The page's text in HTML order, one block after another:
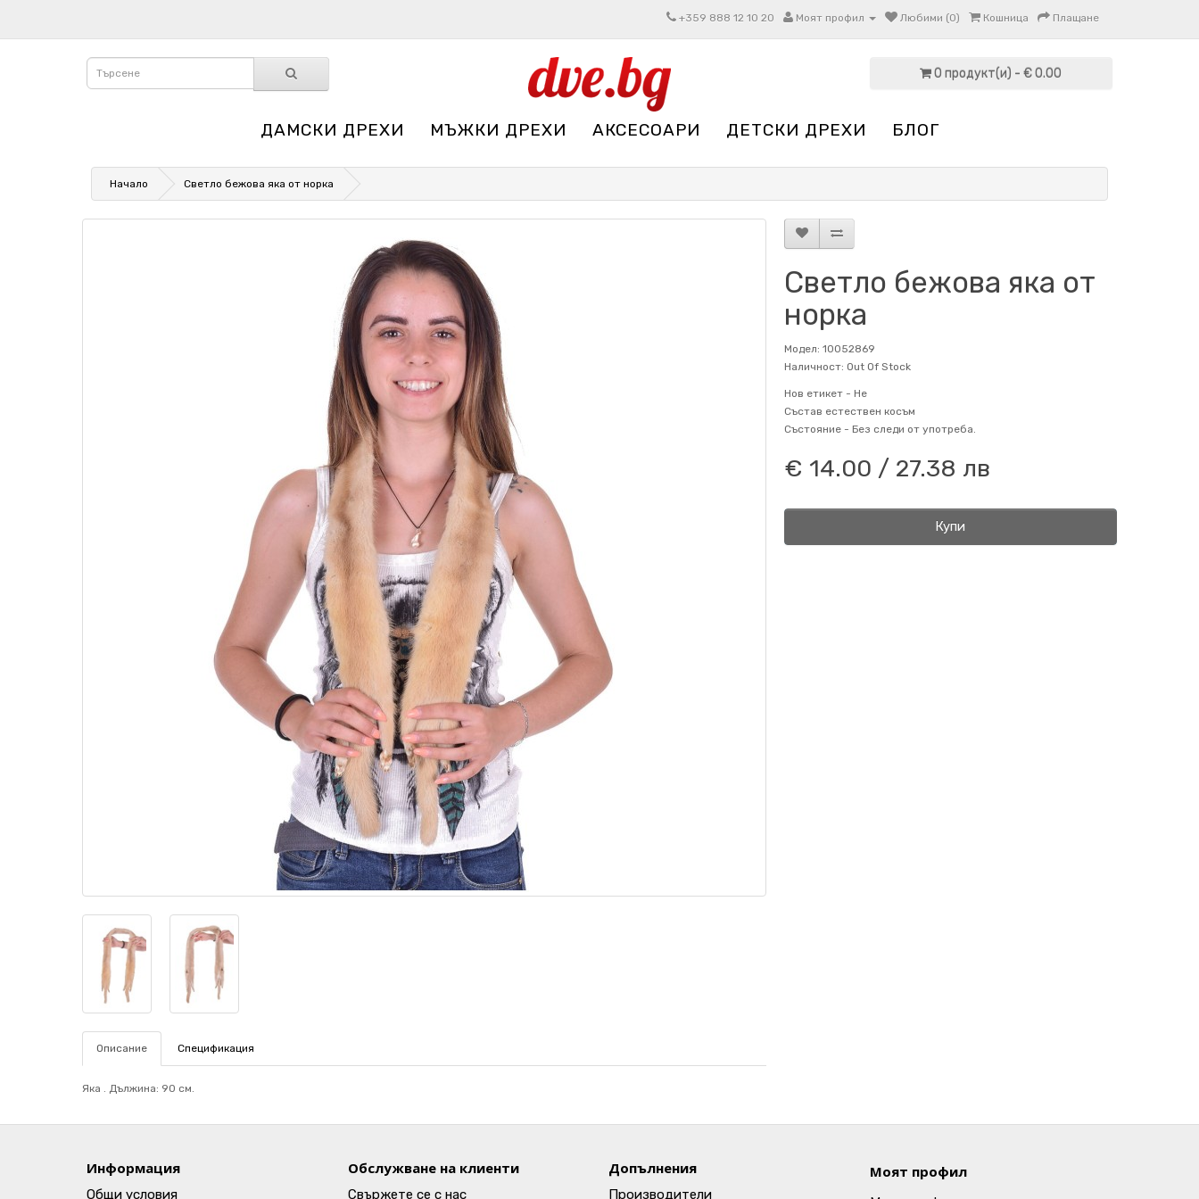
+359 888 12 10 20 Моят профил Любими (0) Кошница Плащане
0 продукт(и) - € 0.00
ДАМСКИ ДРЕХИ МЪЖКИ ДРЕХИ АКСЕСОАРИ ДЕТСКИ ДРЕХИ БЛОГ
Начало Светло бежова яка от норка
Описание Спецификация
Яка . Дължина: 90 см.
Светло бежова яка от
норка
Модел: 10052869
Наличност: Out Of Stock
Нов етикет - Не
Състав естествен косъм
Състояние - Без следи от употреба.
€ 14.00 / 27.38 лв
Купи
Информация
Общи условия
Обслужване на клиенти
Свържете се с нас
Допълнения
Производители
Моят профил